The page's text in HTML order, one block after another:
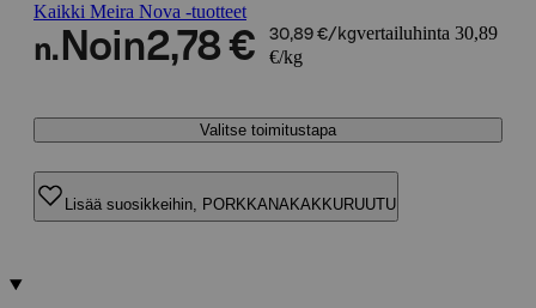
Kaikki Meira Nova -tuotteet
n. Noin2,78 € 30,89 €/kgvertailuhinta 30,89
€/kg
Valitse toimitustapa
Lisää suosikkeihin, PORKKANAKAKKURUUTU